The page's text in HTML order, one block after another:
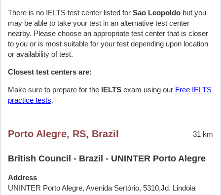
There is no IELTS test center listed for Sao Leopoldo but you
may be able to take your test in an alternative test center
nearby. Please choose an appropriate test center that is closer
to you or is most suitable for your test depending upon location
or availability of test.
Closest test centers are:
Make sure to prepare for the IELTS exam using our Free IELTS
practice tests.
Porto Alegre, RS, Brazil 31 km
British Council - Brazil - UNINTER Porto Alegre
Address
UNINTER Porto Alegre, Avenida Sertório, 5310,Jd. Lindoia